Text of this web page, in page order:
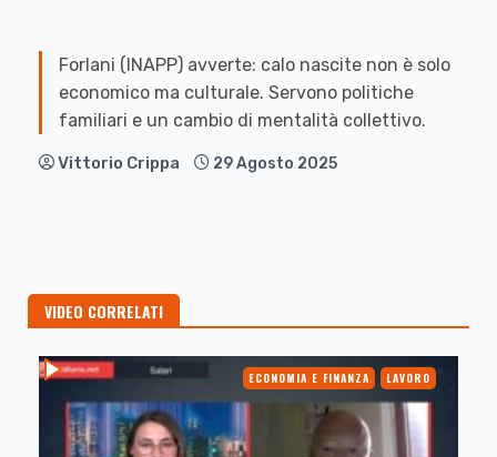
Forlani (INAPP) avverte: calo nascite non è solo
economico ma culturale. Servono politiche
familiari e un cambio di mentalità collettivo.
Vittorio Crippa 29 Agosto 2025
VIDEO CORRELATI
ECONOMIA E FINANZA LAVORO